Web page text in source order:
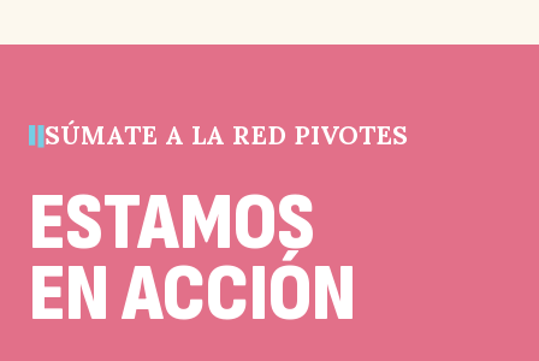
debe
SÚMATE A LA RED PIVOTES
ESTAMOS
EN ACCIÓN